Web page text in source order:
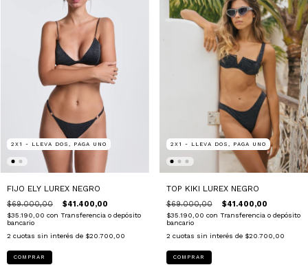
2X1 - LLEVA DOS, PAGA UNO
FIJO ELY LUREX NEGRO
$69.000,00 $41.400,00
$35.190,00 con Transferencia o depósito
bancario
2 cuotas sin interés de $20.700,00
COMPRAR
2X1 - LLEVA DOS, PAGA UNO
TOP KIKI LUREX NEGRO
$69.000,00 $41.400,00
$35.190,00 con Transferencia o depósito
bancario
2 cuotas sin interés de $20.700,00
COMPRAR